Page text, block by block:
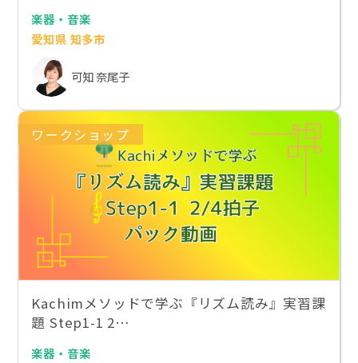
楽器・音楽
愛知県 知多市
可知 奈尾子
ワークショップ
Kachimメソッドで学ぶ『リズム読み』実習課
題 Step1-1 2…
楽器・音楽